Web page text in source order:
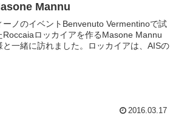
Mannu
ノのイベントBenvenuto Vermentinoで試
ロッカイアを作るMasone Mannu
一緒に訪れました。ロッカイアは、AISの
2016.03.17